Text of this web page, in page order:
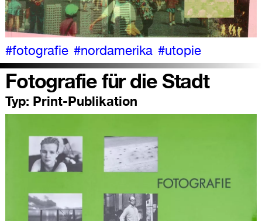
#fotografie #nordamerika #utopie
Fotografie für die Stadt
Typ: Print-Publikation